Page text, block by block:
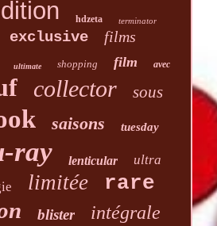
hdzeta terminator
exclusive films
ultimate shopping film avec
collector sous
saisons tuesday
ray lenticular ultra
limitée rare
blister intégrale